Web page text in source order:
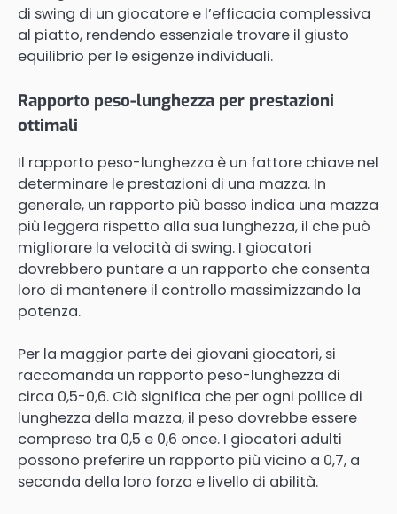
di swing di un giocatore e l’efficacia complessiva
al piatto, rendendo essenziale trovare il giusto
equilibrio per le esigenze individuali.
Rapporto peso-lunghezza per prestazioni
ottimali
Il rapporto peso-lunghezza è un fattore chiave nel
determinare le prestazioni di una mazza. In
generale, un rapporto più basso indica una mazza
più leggera rispetto alla sua lunghezza, il che può
migliorare la velocità di swing. I giocatori
dovrebbero puntare a un rapporto che consenta
loro di mantenere il controllo massimizzando la
potenza.
Per la maggior parte dei giovani giocatori, si
raccomanda un rapporto peso-lunghezza di
circa 0,5-0,6. Ciò significa che per ogni pollice di
lunghezza della mazza, il peso dovrebbe essere
compreso tra 0,5 e 0,6 once. I giocatori adulti
possono preferire un rapporto più vicino a 0,7, a
seconda della loro forza e livello di abilità.